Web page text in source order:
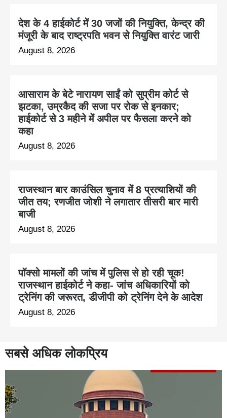
देश के 4 हाईकोर्ट में 30 जजों की नियुक्ति, केन्द्र की
मंजूरी के बाद राष्ट्रपति भवन से नियुक्ति वारंट जारी
August 8, 2026
आसाराम के बेटे नारायण साईं को सुप्रीम कोर्ट से
झटका, उम्रकैद की सजा पर रोक से इनकार;
हाईकोर्ट से 3 महीने में अपील पर फैसला करने को
कहा
August 8, 2026
राजस्थान बार काउंसिल चुनाव में 8 प्रत्याशियों की
जीत तय; रणजीत जोशी ने लगातार तीसरी बार मारी
बाजी
August 8, 2026
पॉक्सो मामलों की जांच में पुलिस से हो रही चूक!
राजस्थान हाईकोर्ट ने कहा- जांच अधिकारियों को
ट्रेनिंग की जरूरत, डीजीपी को ट्रेनिंग देने के आदेश
August 8, 2026
सबसे अधिक लोकप्रिय